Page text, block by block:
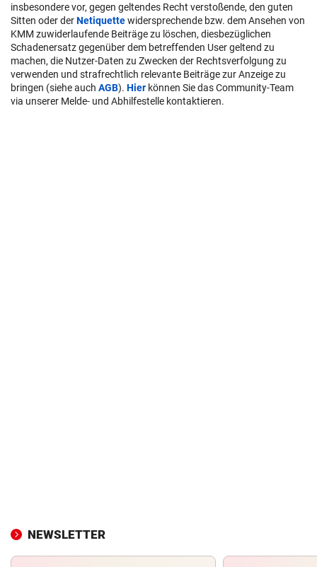
insbesondere vor, gegen geltendes Recht verstoßende, den guten
Sitten oder derNetiquettewidersprechende bzw. dem Ansehen von
KMM zuwiderlaufende Beiträge zu löschen, diesbezüglichen
Schadenersatz gegenüber dem betreffenden User geltend zu
machen, die Nutzer-Daten zu Zwecken der Rechtsverfolgung zu
verwenden und strafrechtlich relevante Beiträge zur Anzeige zu
bringen (siehe auch AGB). Hier können Sie das Community-Team
via unserer Melde- und Abhilfestelle kontaktieren.
NEWSLETTER